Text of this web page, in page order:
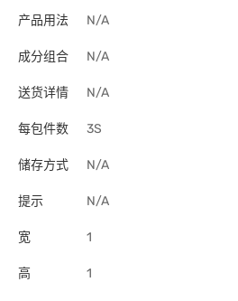
产品用法 N/A
成分组合 N/A
送货详情 N/A
每包件数 3S
储存方式 N/A
提示 N/A
宽 1
高 1